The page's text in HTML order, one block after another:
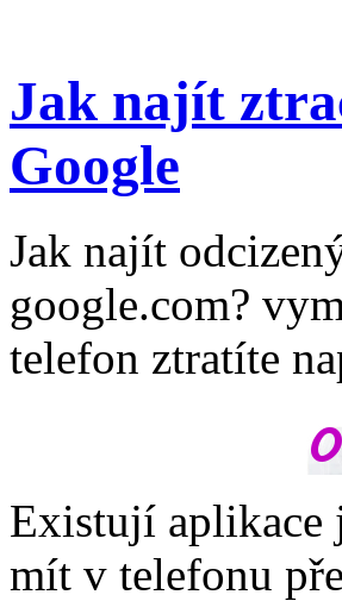
Jak najít
Google
Jak najít
google.com?
telefon ztratíte
Existují aplikace
mít v telefonu